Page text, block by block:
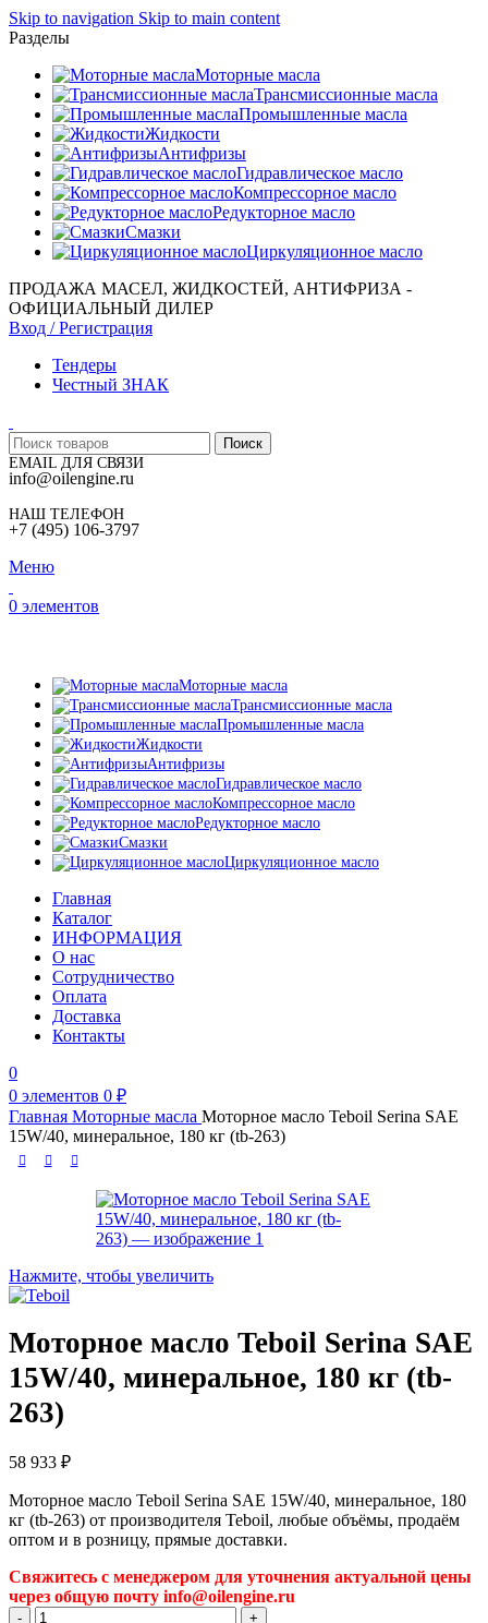
Skip to navigation Skip to main content
Разделы
Моторные масла
Трансмиссионные масла
Промышленные масла
Жидкости
Антифризы
Гидравлическое масло
Компрессорное масло
Редукторное масло
Смазки
Циркуляционное масло
ПРОДАЖА МАСЕЛ, ЖИДКОСТЕЙ, АНТИФРИЗА -
ОФИЦИАЛЬНЫЙ ДИЛЕР
Вход / Регистрация
Тендеры
Честный ЗНАК
Поиск
EMAIL ДЛЯ СВЯЗИ
info@oilengine.ru
НАШ ТЕЛЕФОН
+7 (495) 106-3797
Меню
0 элементов
Моторные масла
Трансмиссионные масла
Промышленные масла
Жидкости
Антифризы
Гидравлическое масло
Компрессорное масло
Редукторное масло
Смазки
Циркуляционное масло
Главная
Каталог
ИНФОРМАЦИЯ
О нас
Сотрудничество
Оплата
Доставка
Контакты
0
0 элементов 0 ₽
Главная Моторные масла Моторное масло Teboil Serina SAE
15W/40, минеральное, 180 кг (tb-263)
Нажмите, чтобы увеличить
Моторное масло Teboil Serina SAE
15W/40, минеральное, 180 кг (tb-
263)
58 933 ₽
Моторное масло Teboil Serina SAE 15W/40, минеральное, 180
кг (tb-263) от производителя Teboil, любые объёмы, продаём
оптом и в розницу, прямые доставки.
Свяжитесь с менеджером для уточнения актуальной цены
через общую почту info@oilengine.ru
Количество